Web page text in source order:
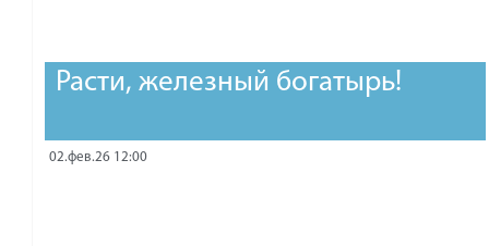
Расти, железный богатырь!
02.фев.26 12:00